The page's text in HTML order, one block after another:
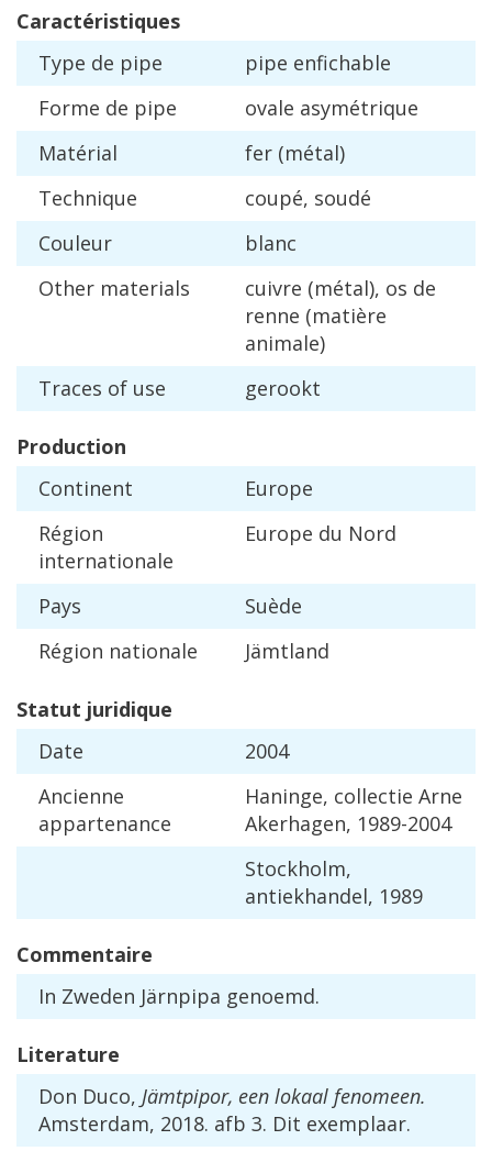
Caractéristiques
Type de pipe pipe enfichable
Forme de pipe ovale asymétrique
Matérial fer (métal)
Technique
coupé, soudé
Couleur
blanc
Other materials cuivre (métal), os de
renne (matière
animale)
Traces of use gerookt
Production
Continent
Europe
Région
internationale
Europe du Nord
Pays Suède
Région nationale Jämtland
Statut juridique
Date
2004
Ancienne
appartenance
Haninge, collectie Arne
Akerhagen, 1989-2004
Stockholm,
antiekhandel, 1989
Commentaire
In Zweden Järnpipa genoemd.
Literature
Don Duco, Jämtpipor, een lokaal fenomeen.
Amsterdam, 2018. afb 3. Dit exemplaar.